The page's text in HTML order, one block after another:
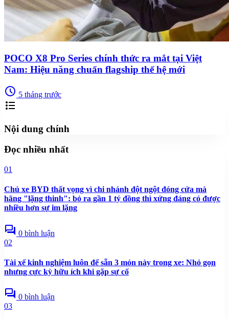
POCO X8 Pro Series chính thức ra mắt tại Việt
Nam: Hiệu năng chuẩn flagship thế hệ mới
schedule 5 tháng trước
format_list_bulleted
Nội dung chính
Đọc nhiều nhất
01
Chủ xe BYD thất vọng vì chi nhánh đột ngột đóng cửa mà
hãng "lặng thinh": bỏ ra gần 1 tỷ đồng thì xứng đáng có được
nhiều hơn sự im lặng
forum 0 bình luận
02
Tài xế kinh nghiệm luôn để sẵn 3 món này trong xe: Nhỏ gọn
nhưng cực kỳ hữu ích khi gặp sự cố
forum 0 bình luận
03